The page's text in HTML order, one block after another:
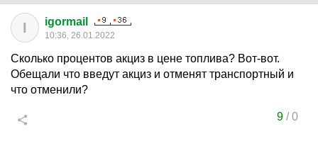
I igormail
10:36, 26.01.2022
Сколько процентов акциз в цене топлива? Вот-вот.
Обещали что введут акциз и отменят транспортный и
что отменили?
9/0